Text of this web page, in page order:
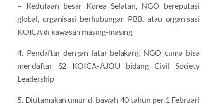
– Kedutaan besar Korea Selatan, NGO bereputasi
global, organisasi berhubungan PBB, atau organisasi
KOICA di kawasan masing-masing
4. Pendaftar dengan latar belakang NGO cuma bisa
mendaftar S2 KOICA-AJOU bidang Civil Society
Leadership
5. Diutamakan umur di bawah 40 tahun per 1 Februari